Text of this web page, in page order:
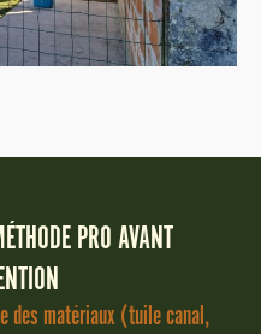
PRO AVANT
des matériaux (tuile canal,